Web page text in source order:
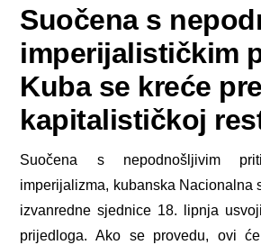
Suočena s
imperijalističkim
Kuba se kreće
kapitalističkoj
Suočena s nepodnošljivim
imperijalizma, kubanska Nacionalna
izvanredne sjednice 18. lipnja
prijedloga. Ako se provedu, ovi